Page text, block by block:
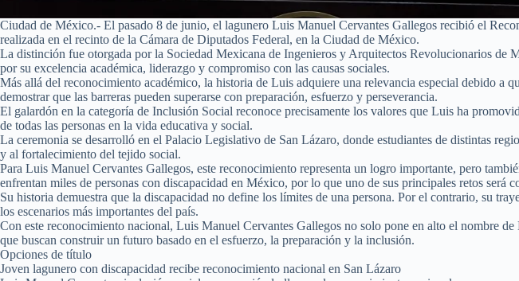
Ciudad de México.- El pasado 8 de junio, el lagunero Luis Manuel Cervantes Gallegos recibió el
realizada en el recinto de la Cámara de Diputados Federal, en la Ciudad de México.
La distinción fue otorgada por la Sociedad Mexicana de Ingenieros y Arquitectos Revolucionarios de
por su excelencia académica, liderazgo y compromiso con las causas sociales.
Más allá del reconocimiento académico, la historia de Luis adquiere una relevancia especial debido
demostrar que las barreras pueden superarse con preparación, esfuerzo y perseverancia.
El galardón en la categoría de Inclusión Social reconoce precisamente los valores que Luis ha
de todas las personas en la vida educativa y social.
La ceremonia se desarrolló en el Palacio Legislativo de San Lázaro, donde estudiantes de distintas
y al fortalecimiento del tejido social.
Para Luis Manuel Cervantes Gallegos, este reconocimiento representa un logro importante, pero
enfrentan miles de personas con discapacidad en México, por lo que uno de sus principales retos
Su historia demuestra que la discapacidad no define los límites de una persona. Por el contrario, su
los escenarios más importantes del país.
Con este reconocimiento nacional, Luis Manuel Cervantes Gallegos no solo pone en alto el nombre
que buscan construir un futuro basado en el esfuerzo, la preparación y la inclusión.
Opciones de título
Joven lagunero con discapacidad recibe reconocimiento nacional en San Lázaro